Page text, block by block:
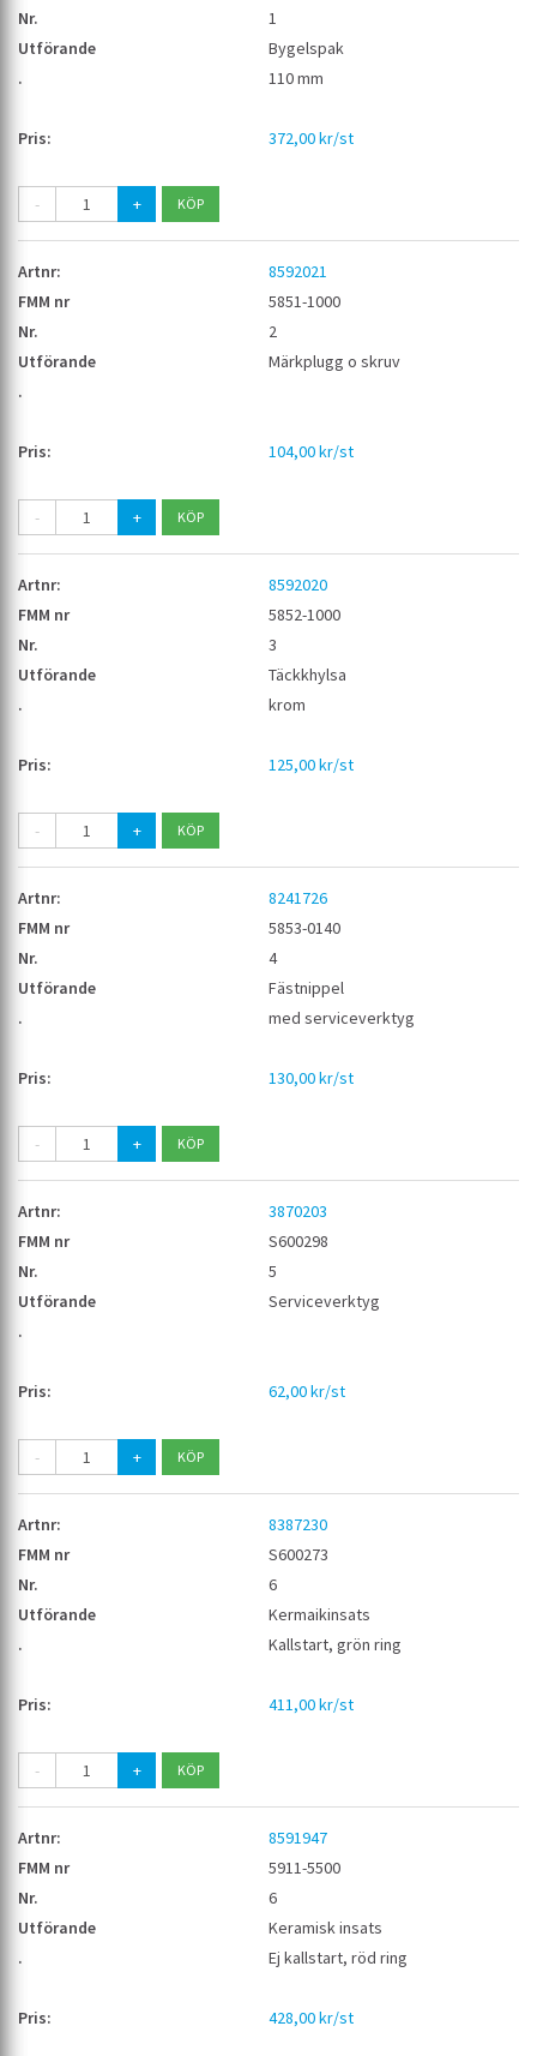
1
Bygelspak
110 mm
372,00 kr/st
- +
8592021
5851-1000
2
Märkplugg o skruv
104,00 kr/st
- +
8592020
5852-1000
3
Täckkhylsa
krom
125,00 kr/st
- +
8241726
5853-0140
4
Fästnippel
med serviceverktyg
130,00 kr/st
- +
3870203
S600298
5
Serviceverktyg
62,00 kr/st
- +
8387230
S600273
6
Kermaikinsats
Kallstart, grön ring
411,00 kr/st
- +
8591947
5911-5500
6
Keramisk insats
Ej kallstart, röd ring
428,00 kr/st